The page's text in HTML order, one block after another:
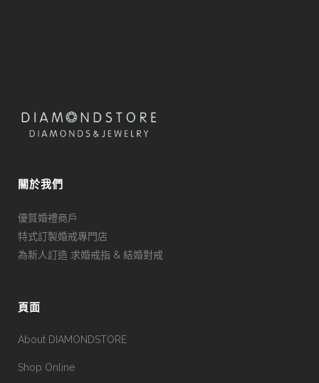
關於我們
優質婚禮商戶
特式訂製婚戒專門店
為新人訂造 求婚戒指 & 結婚對戒
頁面
About DIAMONDSTORE
Shop Online